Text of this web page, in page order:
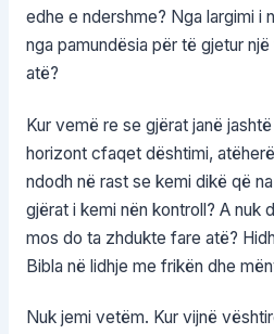
edhe e ndershme? Nga largimi i
nga pamundësia për të gjetur
atë?
Kur vemë re se gjërat janë
horizont cfaqet dështimi,
ndodh në rast se kemi dikë që
gjërat i kemi nën kontroll? A nuk
mos do ta zhdukte fare atë?
Bibla në lidhje me frikën dhe
Nuk jemi vetëm. Kur vijnë